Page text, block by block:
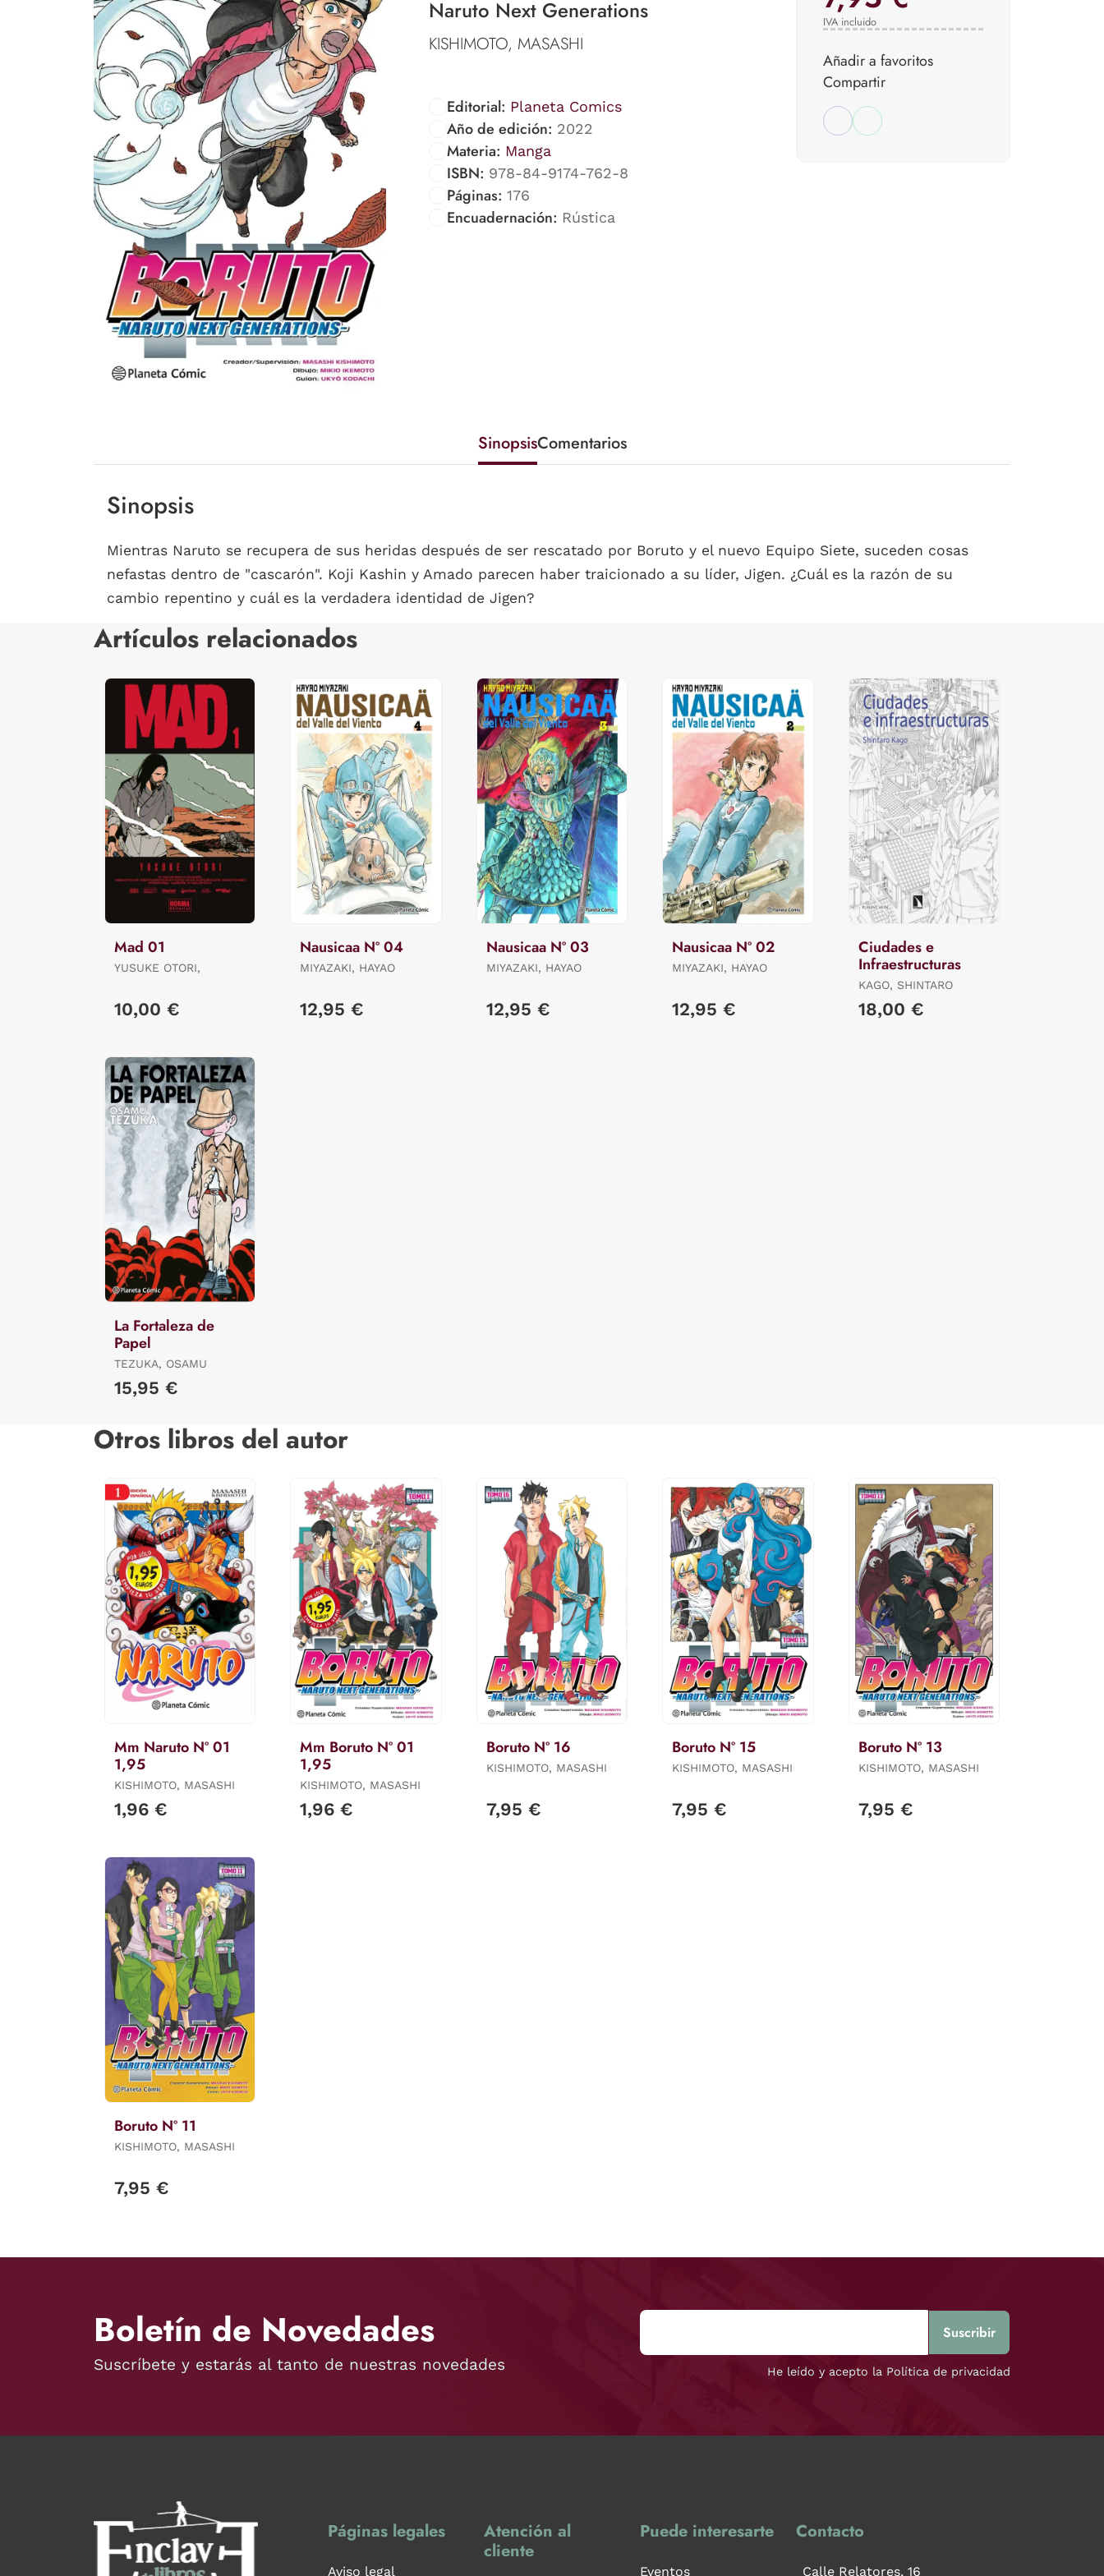
Naruto Next Generations
KISHIMOTO, MASASHI
Editorial: Planeta Comics
Año de edición: 2022
Materia: Manga
ISBN: 978-84-9174-762-8
Páginas: 176
Encuadernación: Rústica
IVA incluido
Añadir a favoritos
Compartir
SinopsisComentarios
Sinopsis
Mientras Naruto se recupera de sus heridas después de ser rescatado por Boruto y el nuevo Equipo Siete, suceden cosas
nefastas dentro de "cascarón". Koji Kashin y Amado parecen haber traicionado a su líder, Jigen. ¿Cuál es la razón de su
cambio repentino y cuál es la verdadera identidad de Jigen?
Artículos relacionados
Mad 01
YUSUKE OTORI,
10,00 €
Nausicaa Nº 04
MIYAZAKI, HAYAO
12,95 €
Nausicaa Nº 03
MIYAZAKI, HAYAO
12,95 €
Nausicaa Nº 02
MIYAZAKI, HAYAO
12,95 €
Ciudades e
Infraestructuras
KAGO, SHINTARO
18,00 €
La Fortaleza de
Papel
TEZUKA, OSAMU
15,95 €
Otros libros del autor
Mm Naruto Nº 01
1,95
KISHIMOTO, MASASHI
1,96 €
Mm Boruto Nº 01
1,95
KISHIMOTO, MASASHI
1,96 €
Boruto Nº 16
KISHIMOTO, MASASHI
7,95 €
Boruto Nº 15
KISHIMOTO, MASASHI
7,95 €
Boruto Nº 13
KISHIMOTO, MASASHI
7,95 €
Boruto Nº 11
KISHIMOTO, MASASHI
7,95 €
Boletín de Novedades
Suscríbete y estarás al tanto de nuestras novedades He leído y acepto la Política de privacidad
Páginas legales
Aviso legal
Atención al
cliente
Puede interesarte
Eventos
Contacto
Calle Relatores, 16